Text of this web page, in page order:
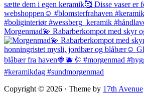
Morgenmad💫 Rabarberkompot med skyr
Copyright © 2026 · Theme by 17th Avenue